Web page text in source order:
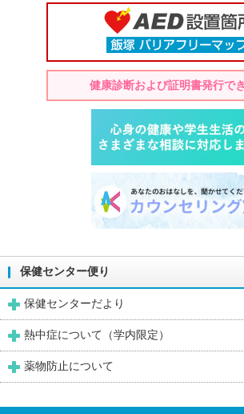
健康診断および証明書発行で
保健センター便り
保健センターだより
熱中症について（学内限定）
薬物防止について